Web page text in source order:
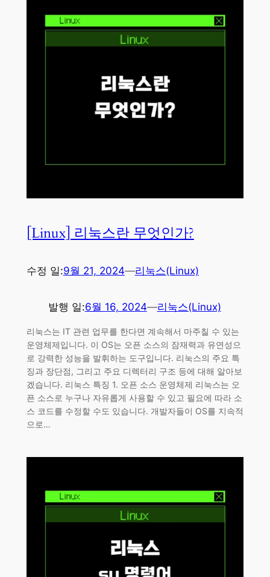
[Linux] 리눅스란 무엇인가?
수정 일:9월 21, 2024—리눅스(Linux)
발행 일:6월 16, 2024—리눅스(Linux)
리눅스는 IT 관련 업무를 한다면 계속해서 마주칠 수 있는
운영체제입니다. 이 OS는 오픈 소스의 잠재력과 유연성으
로 강력한 성능을 발휘하는 도구입니다. 리눅스의 주요 특
징과 장단점, 그리고 주요 디렉터리 구조 등에 대해 알아보
겠습니다. 리눅스 특징 1. 오픈 소스 운영체제 리눅스는 오
픈 소스로 누구나 자유롭게 사용할 수 있고 필요에 따라 소
스 코드를 수정할 수도 있습니다. 개발자들이 OS를 지속적
으로…